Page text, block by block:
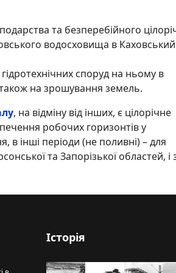
та безперебійного
водосховища в Каховський
споруд на ньому в
також на зрошування земель.
, на відміну від інших, є цілорічне
робочих горизонтів у
в інші періоди (не поливні) – для
та Запорізької областей, і
Історія